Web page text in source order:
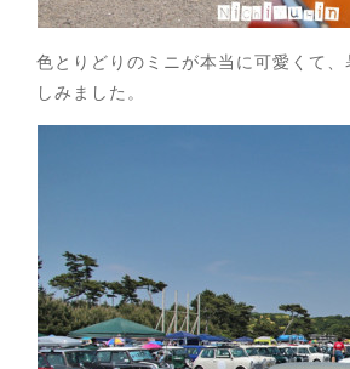
色とりどりのミニが本当に可愛くて
しみました。